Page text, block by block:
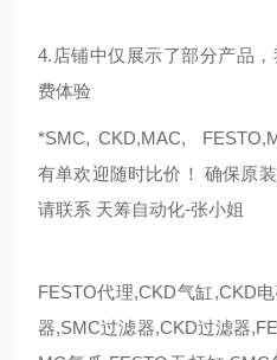
4.店铺中仅展示了部分产品
费体验
*SMC, CKD,MAC,
有单欢迎随时比价！ 确保原
请联系 天筹自动化-张小姐
FESTO代理,CKD气缸,CKD
器,SMC过滤器,CKD过滤器